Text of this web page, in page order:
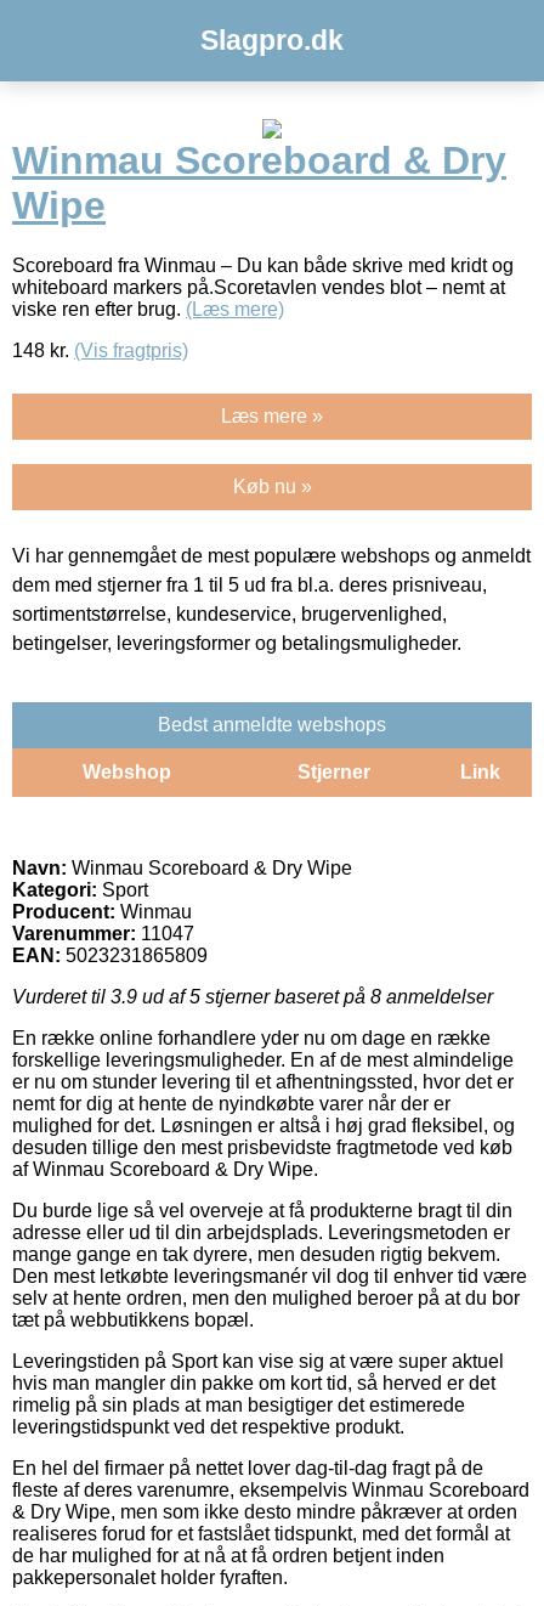
Slagpro.dk
Winmau Scoreboard & Dry
Wipe
Scoreboard fra Winmau – Du kan både skrive med kridt og
whiteboard markers på.Scoretavlen vendes blot – nemt at
viske ren efter brug. (Læs mere)
148 kr. (Vis fragtpris)
Læs mere »
Køb nu »
Vi har gennemgået de mest populære webshops og anmeldt
dem med stjerner fra 1 til 5 ud fra bl.a. deres prisniveau,
sortimentstørrelse, kundeservice, brugervenlighed,
betingelser, leveringsformer og betalingsmuligheder.
Bedst anmeldte webshops
Webshop Stjerner Link
Navn: Winmau Scoreboard & Dry Wipe
Kategori: Sport
Producent: Winmau
Varenummer: 11047
EAN: 5023231865809
Vurderet til 3.9 ud af 5 stjerner baseret på 8 anmeldelser
En række online forhandlere yder nu om dage en række
forskellige leveringsmuligheder. En af de mest almindelige
er nu om stunder levering til et afhentningssted, hvor det er
nemt for dig at hente de nyindkøbte varer når der er
mulighed for det. Løsningen er altså i høj grad fleksibel, og
desuden tillige den mest prisbevidste fragtmetode ved køb
af Winmau Scoreboard & Dry Wipe.
Du burde lige så vel overveje at få produkterne bragt til din
adresse eller ud til din arbejdsplads. Leveringsmetoden er
mange gange en tak dyrere, men desuden rigtig bekvem.
Den mest letkøbte leveringsmanér vil dog til enhver tid være
selv at hente ordren, men den mulighed beroer på at du bor
tæt på webbutikkens bopæl.
Leveringstiden på Sport kan vise sig at være super aktuel
hvis man mangler din pakke om kort tid, så herved er det
rimelig på sin plads at man besigtiger det estimerede
leveringstidspunkt ved det respektive produkt.
En hel del firmaer på nettet lover dag-til-dag fragt på de
fleste af deres varenumre, eksempelvis Winmau Scoreboard
& Dry Wipe, men som ikke desto mindre påkræver at orden
realiseres forud for et fastslået tidspunkt, med det formål at
de har mulighed for at nå at få ordren betjent inden
pakkepersonalet holder fyraften.